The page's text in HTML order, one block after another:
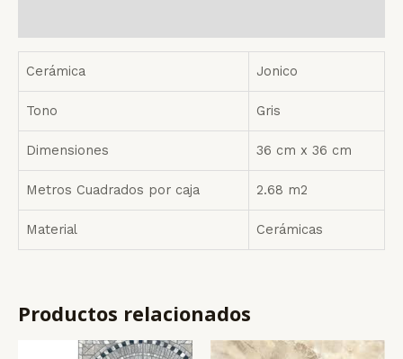
Cerámica Jonico
Tono Gris
Dimensiones 36 cm x 36 cm
Metros Cuadrados por caja 2.68 m2
Material Cerámicas
Productos relacionados